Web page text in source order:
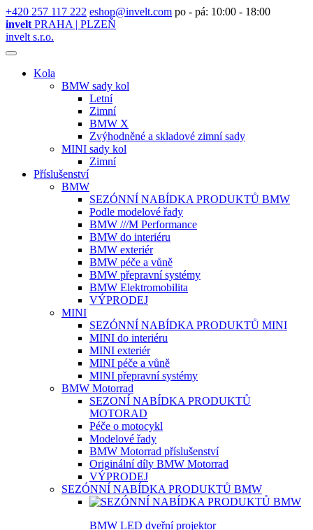
+420 257 117 222 eshop@invelt.com po - pá: 10:00 - 18:00
invelt PRAHA | PLZEŇ
invelt s.r.o.
Kola
BMW sady kol
Letní
Zimní
BMW X
Zvýhodněné a skladové zimní sady
MINI sady kol
Zimní
Příslušenství
BMW
SEZÓNNÍ NABÍDKA PRODUKTŮ BMW
Podle modelové řady
BMW ///M Performance
BMW do interiéru
BMW exteriér
BMW péče a vůně
BMW přepravní systémy
BMW Elektromobilita
VÝPRODEJ
MINI
SEZÓNNÍ NABÍDKA PRODUKTŮ MINI
MINI do interiéru
MINI exteriér
MINI péče a vůně
MINI přepravní systémy
BMW Motorrad
SEZONÍ NABÍDKA PRODUKTŮ
MOTORAD
Péče o motocykl
Modelové řady
BMW Motorrad příslušenství
Originální díly BMW Motorrad
VÝPRODEJ
SEZÓNNÍ NABÍDKA PRODUKTŮ BMW
BMW LED dveřní projektor